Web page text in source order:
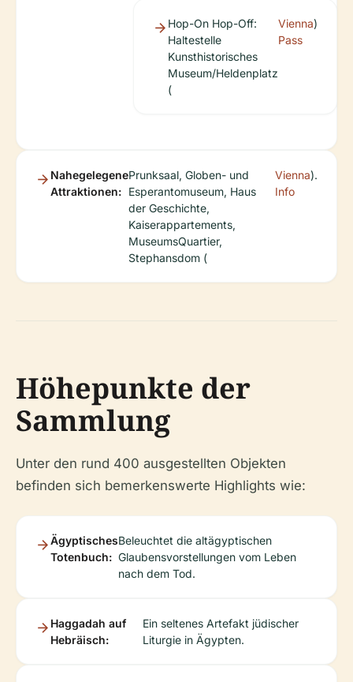
Hop-On Hop-Off:
Haltestelle
Kunsthistorisches
Museum/Heldenplatz
(
Vienna
Pass
)
Nahegelegene
Attraktionen:
Prunksaal, Globen- und
Esperantomuseum, Haus
der Geschichte,
Kaiserappartements,
MuseumsQuartier,
Stephansdom (
Vienna
Info
).
Höhepunkte der
Sammlung
Unter den rund 400 ausgestellten Objekten
befinden sich bemerkenswerte Highlights wie:
Ägyptisches
Totenbuch:
Beleuchtet die altägyptischen
Glaubensvorstellungen vom Leben
nach dem Tod.
Haggadah auf
Hebräisch:
Ein seltenes Artefakt jüdischer
Liturgie in Ägypten.